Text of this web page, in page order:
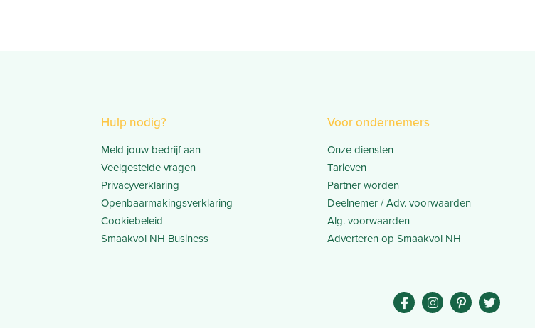
Hulp nodig?
Meld jouw bedrijf aan
Veelgestelde vragen
Privacyverklaring
Openbaarmakingsverklaring
Cookiebeleid
Smaakvol NH Business
Voor ondernemers
Onze diensten
Tarieven
Partner worden
Deelnemer / Adv. voorwaarden
Alg. voorwaarden
Adverteren op Smaakvol NH